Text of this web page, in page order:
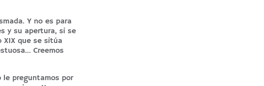
Y no es para
y su apertura, si se
XIX que se sitúa
Creemos
le preguntamos por